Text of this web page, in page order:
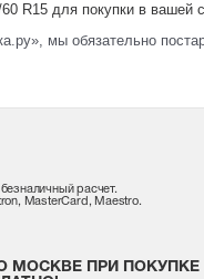
R15 для покупки в вашей
мы обязательно
расчет.
MasterCard, Maestro.
МОСКВЕ ПРИ ПОКУПКЕ